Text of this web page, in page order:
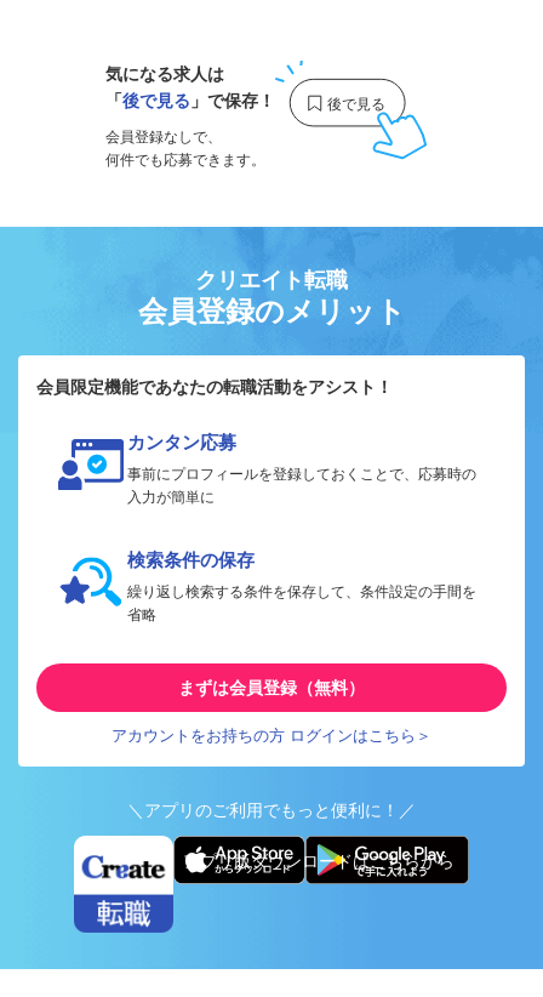
気になる求人は
「後で見る 」で保存！
会員登録なしで、
何件でも応募できます。
クリエイト転職
会員登録のメリット
会員限定機能であなたの転職活動をアシスト！
カンタン応募
事前にプロフィールを登録しておくことで、応募時の
入力が簡単に
検索条件の保存
繰り返し検索する条件を保存して、条件設定の手間を
省略
まずは会員登録（無料）
アカウントをお持ちの方 ログインはこちら＞
＼アプリのご利用でもっと便利に！／
アプリ版ダウンロードはこちらから